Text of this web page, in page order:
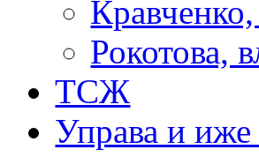
Рокотова,
ТСЖ
Управа и